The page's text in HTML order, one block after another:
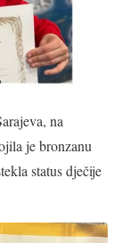
na
je bronzanu
status dječije